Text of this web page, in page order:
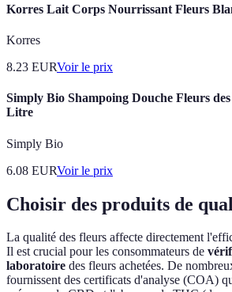
Korres Lait Corps Nourrissant Fleurs
Korres
8.23 EURVoir le prix
Simply Bio Shampoing Douche Fleurs
Litre
Simply Bio
6.08 EURVoir le prix
Choisir des produits de
La qualité des fleurs affecte directement
Il est crucial pour les consommateurs de
laboratoire des fleurs achetées. De
fournissent des certificats d'analyse (COA)